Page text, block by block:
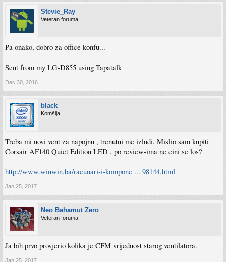
Stevie_Ray
Veteran foruma
Pa onako, dobro za office konfu...
Sent from my LG-D855 using Tapatalk
Dec 30, 2016
black
Komšija
Treba mi novi vent za napojnu , trenutni me izludi. Mislio sam kupiti
Corsair AF140 Quiet Edition LED , po review-ima ne cini se los?
http://www.winwin.ba/racunari-i-kompone ... 98144.html
Jan 25, 2017
Neo Bahamut Zero
Veteran foruma
Ja bih prvo provjerio kolika je CFM vrijednost starog ventilatora.
Jan 25, 2017